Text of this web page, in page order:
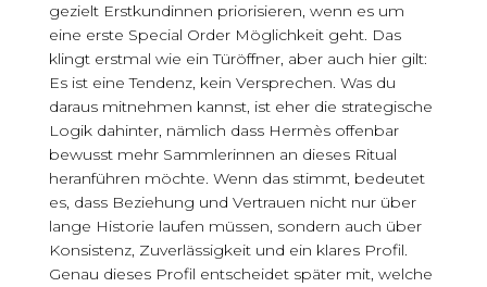
gezielt Erstkundinnen priorisieren, wenn es um
eine erste Special Order Möglichkeit geht. Das
klingt erstmal wie ein Türöffner, aber auch hier gilt:
Es ist eine Tendenz, kein Versprechen. Was du
daraus mitnehmen kannst, ist eher die strategische
Logik dahinter, nämlich dass Hermès offenbar
bewusst mehr Sammlerinnen an dieses Ritual
heranführen möchte. Wenn das stimmt, bedeutet
es, dass Beziehung und Vertrauen nicht nur über
lange Historie laufen müssen, sondern auch über
Konsistenz, Zuverlässigkeit und ein klares Profil.
Genau dieses Profil entscheidet später mit, welche